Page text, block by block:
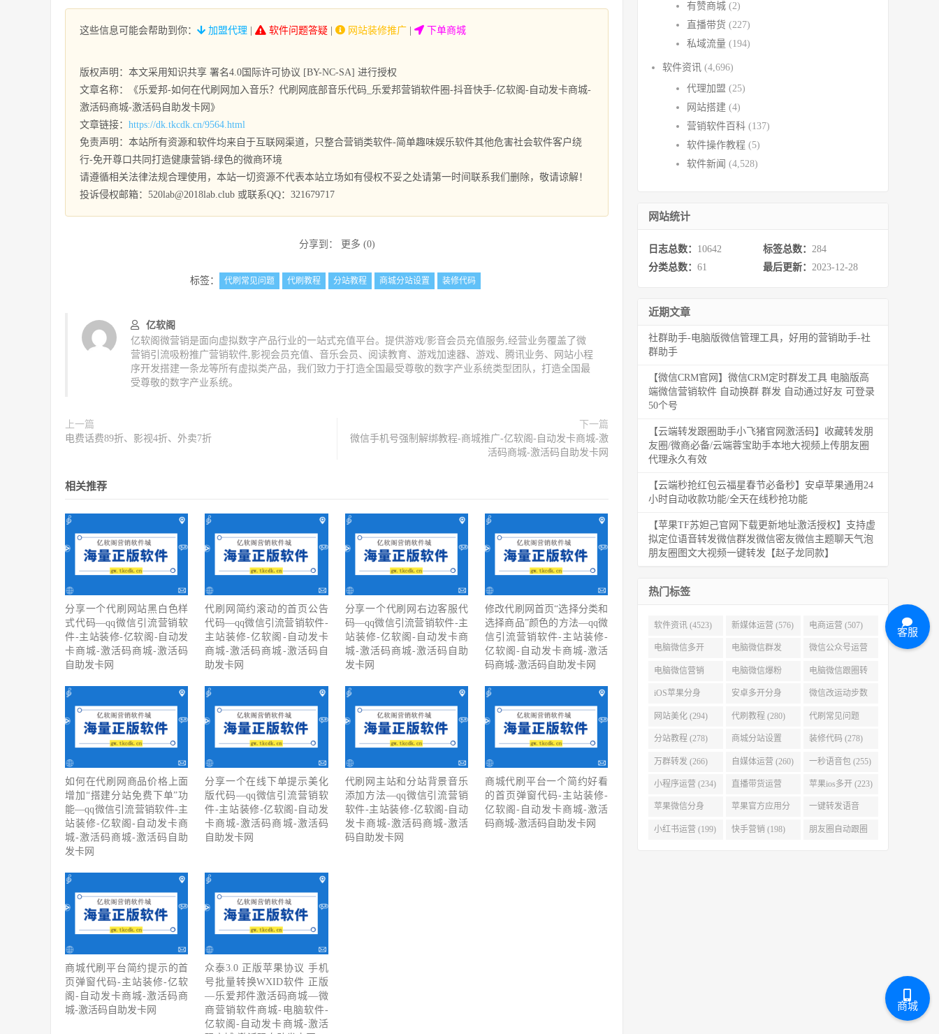
这些信息可能会帮助到你： 加盟代理 软件问题答疑 网站装修推广 下单商城
版权声明：本文采用知识共享 署名4.0国际许可协议 [BY-NC-SA] 进行授权
文章名称：《乐爱邦-如何在代刷网加入音乐？代刷网底部音乐代码_乐爱邦营销软件圈-抖音快手-亿软阁-自动发卡商城-
激活码商城-激活码自助发卡网》
文章链接： https://dk.tkcdk.cn/9564.html
免责声明：本站所有资源和软件均来自于互联网渠道，只整合营销类软件-简单趣味娱乐软件其他危害社会软件客户绕
行-免开尊口共同打造健康营销-绿色的微商环境
请遵循相关法律法规合理使用，本站一切资源不代表本站立场如有侵权不妥之处请第一时间联系我们删除，敬请谅解！
投诉侵权邮箱：520lab@2018lab.club 或联系QQ：321679717
分享到： 更多 (0)
标签： 代刷常见问题 代刷教程 分站教程 商城分站设置 装修代码
亿软阁
亿软阁微营销是面向虚拟数字产品行业的一站式充值平台。提供游戏/影音会员充值服务,经营业务覆盖了微
营销引流吸粉推广营销软件,影视会员充值、音乐会员、阅读教育、游戏加速器、游戏、腾讯业务、网站小程
序开发搭建一条龙等所有虚拟类产品，我们致力于打造全国最受尊敬的数字产业系统类型团队，打造全国最
受尊敬的数字产业系统。
上一篇
电费话费89折、影视4折、外卖7折
下一篇
微信手机号强制解绑教程-商城推广-亿软阁-自动发卡商城-激
活码商城-激活码自助发卡网
相关推荐
分享一个代刷网站黑白色样
式代码—qq微信引流营销软
件-主站装修-亿软阁-自动发
卡商城-激活码商城-激活码
自助发卡网
代刷网简约滚动的首页公告
代码—qq微信引流营销软件-
主站装修-亿软阁-自动发卡
商城-激活码商城-激活码自
助发卡网
分享一个代刷网右边客服代
码—qq微信引流营销软件-主
站装修-亿软阁-自动发卡商
城-激活码商城-激活码自助
发卡网
修改代刷网首页“选择分类和
选择商品”颜色的方法—qq微
信引流营销软件-主站装修-
亿软阁-自动发卡商城-激活
码商城-激活码自助发卡网
如何在代刷网商品价格上面
增加“搭建分站免费下单”功
能—qq微信引流营销软件-主
站装修-亿软阁-自动发卡商
城-激活码商城-激活码自助
发卡网
分享一个在线下单提示美化
版代码—qq微信引流营销软
件-主站装修-亿软阁-自动发
卡商城-激活码商城-激活码
自助发卡网
代刷网主站和分站背景音乐
添加方法—qq微信引流营销
软件-主站装修-亿软阁-自动
发卡商城-激活码商城-激活
码自助发卡网
商城代刷平台一个简约好看
的首页弹窗代码-主站装修-
亿软阁-自动发卡商城-激活
码商城-激活码自助发卡网
商城代刷平台简约提示的首
页弹窗代码-主站装修-亿软
阁-自动发卡商城-激活码商
城-激活码自助发卡网
众泰3.0 正版苹果协议 手机
号批量转换WXID软件 正版
—乐爱邦件激活码商城—微
商营销软件商城-电脑软件-
亿软阁-自动发卡商城-激活
有赞商城 (2)
直播带货 (227)
私域流量 (194)
软件资讯 (4,696)
代理加盟 (25)
网站搭建 (4)
营销软件百科 (137)
软件操作教程 (5)
软件新闻 (4,528)
网站统计
日志总数： 10642 标签总数： 284
分类总数： 61 最后更新： 2023-12-28
近期文章
社群助手-电脑版微信管理工具，好用的营销助手-社
群助手
【微信CRM官网】微信CRM定时群发工具 电脑版高
端微信营销软件 自动换群 群发 自动通过好友 可登录
50个号
【云端转发跟圈助手小飞猪官网激活码】收藏转发朋
友圈/微商必备/云端蓉宝助手本地大视频上传朋友圈
代理永久有效
【云端秒抢红包云福星春节必备秒】安卓苹果通用24
小时自动收款功能/全天在线秒抢功能
【苹果TF苏妲己官网下载更新地址激活授权】支持虚
拟定位语音转发微信群发微信密友微信主题聊天气泡
朋友圈图文大视频一键转发【赵子龙同款】
热门标签
软件资讯 (4523) 新媒体运营 (576) 电商运营 (507)
电脑微信多开
(479)
电脑微信群发
(477)
微信公众号运营
(404)
电脑微信营销
(386)
电脑微信爆粉
(384)
电脑微信跟圈转
发 (379)
iOS苹果分身
(371)
安卓多开分身
(333)
微信改运动步数
(313)
网站美化 (294) 代刷教程 (280) 代刷常见问题
(280)
分站教程 (278) 商城分站设置
(278)
装修代码 (278)
万群转发 (266) 自媒体运营 (260) 一秒语音包 (255)
小程序运营 (234) 直播带货运营
(227)
苹果ios多开 (223)
苹果微信分身
(223)
苹果官方应用分
身 (219)
一键转发语音
(219)
小红书运营 (199) 快手营销 (198) 朋友圈自动跟圈
客服
商城